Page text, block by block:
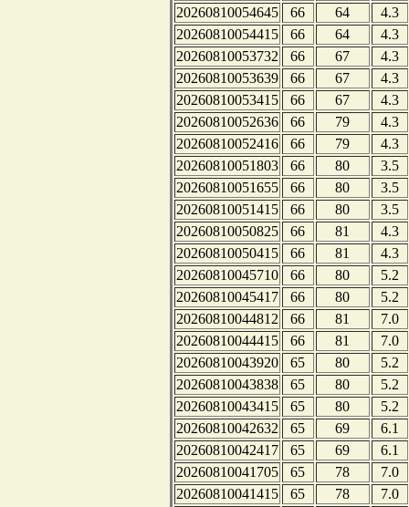
20260810054645
66 64
4.3
20260810054415
66 64
4.3
20260810053732
66 67
4.3
20260810053639
66 67
4.3
20260810053415
66 67
4.3
20260810052636
66 79
4.3
20260810052416
66 79
4.3
20260810051803
66 80
3.5
20260810051655
66 80
3.5
20260810051415
66 80
3.5
20260810050825
66 81
4.3
20260810050415
66 81
4.3
20260810045710
66 80
5.2
20260810045417
66 80
5.2
20260810044812
66 81
7.0
20260810044415
66 81
7.0
20260810043920
65 80
5.2
20260810043838
65 80
5.2
20260810043415
65 80
5.2
20260810042632
65 69
6.1
20260810042417
65 69
6.1
20260810041705
65 78
7.0
20260810041415
65 78
7.0